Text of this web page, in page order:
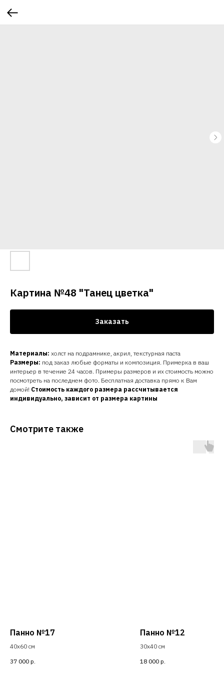
Картина №48 "Танец цветка"
Заказать
Материалы: холст на подрамнике, акрил, текстурная паста
Размеры: под заказ любые форматы и композиция. Примерка в ваш
интерьер в течение 24 часов. Примеры размеров и их стоимость можно
посмотреть на последнем фото. Бесплатная доставка прямо к Вам
домой! Стоимость каждого размера рассчитывается
индивидуально, зависит от размера картины
Смотрите также
Панно №17
40х60 см
37 000 р.
Панно №12
30х40 см
18 000 р.